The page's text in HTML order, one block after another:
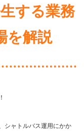
する業務
を解説
シャトルバス運用にかか